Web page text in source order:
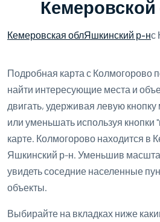
Кемеровской
Кемеровская облЯшкинский р-нс
Подробная карта с Колмогорово
найти интересующие места и
двигать, удерживая левую
или уменьшать используя кнопки
карте. Колмогорово находится в
Яшкинский р-н. Уменьшив
увидеть соседние населенные
объекты.
Выбирайте на вкладках ниже